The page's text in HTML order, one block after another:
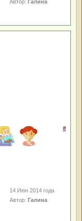
Автор:Галина
#
14 Июн 2014 года
Автор:Галина